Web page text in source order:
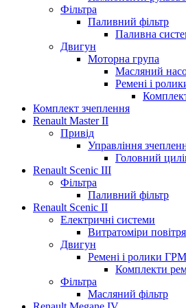
Фільтра
Паливний фільтр
Паливна
Двигун
Моторна група
Масляний
Ремені і
Комплект зчеплення
Renault Master II
Привід
Управління
Головний
Renault Scenic III
Фільтра
Паливний фільтр
Renault Scenic II
Електричні системи
Витратоміри повітря
Двигун
Ремені і ролики
Комплекти
Фільтра
Масляний фільтр